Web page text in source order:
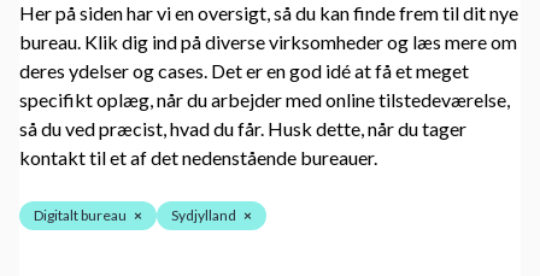
Her på siden har vi en oversigt, så du kan finde frem til dit nye
bureau. Klik dig ind på diverse virksomheder og læs mere om
deres ydelser og cases. Det er en god idé at få et meget
specifikt oplæg, når du arbejder med online tilstedeværelse,
så du ved præcist, hvad du får. Husk dette, når du tager
kontakt til et af det nedenstående bureauer.
Digitalt bureau × Sydjylland ×